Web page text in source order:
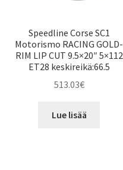
Speedline Corse SC1
Motorismo RACING GOLD-
RIM LIP CUT 9.5×20″ 5×112
ET28 keskireikä:66.5
513.03€
Lue lisää